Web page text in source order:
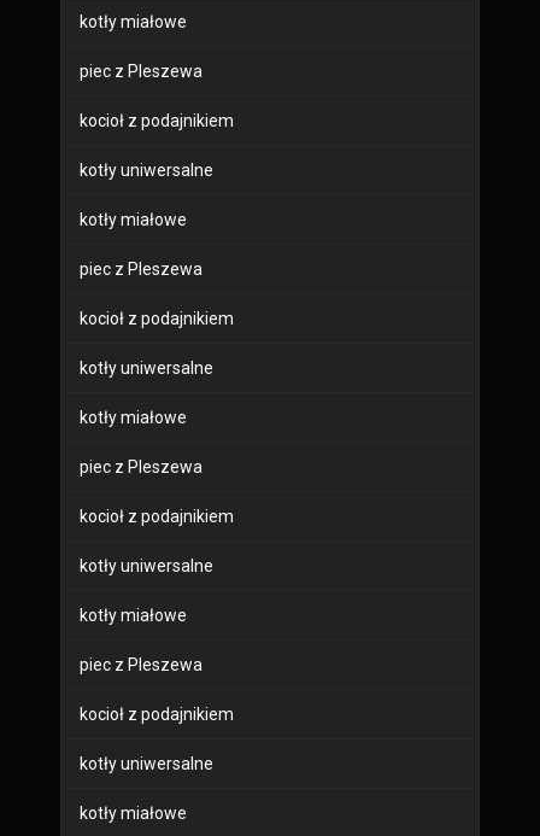
kotły miałowe
piec z Pleszewa
kocioł z podajnikiem
kotły uniwersalne
kotły miałowe
piec z Pleszewa
kocioł z podajnikiem
kotły uniwersalne
kotły miałowe
piec z Pleszewa
kocioł z podajnikiem
kotły uniwersalne
kotły miałowe
piec z Pleszewa
kocioł z podajnikiem
kotły uniwersalne
kotły miałowe